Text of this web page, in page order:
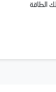
الطاقة